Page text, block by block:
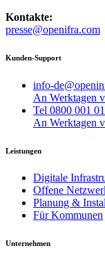
Kontakte:
presse@openifra.com
Kunden-Support
info-
An Werktagen
Tel 0800 001
An Werktagen
Leistungen
Digitale
Offene
Planung &
Für Kommunen
Unternehmen